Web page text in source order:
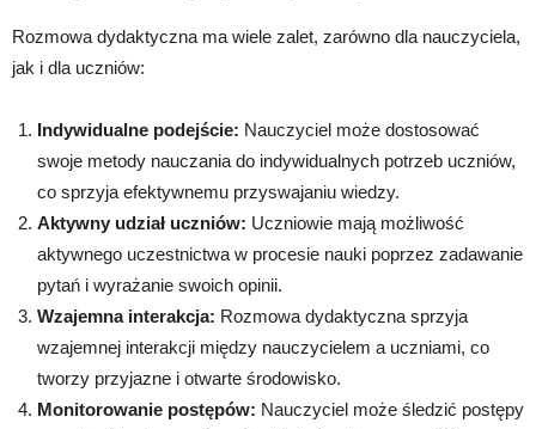
Rozmowa dydaktyczna ma wiele zalet, zarówno dla nauczyciela,
jak i dla uczniów:
Indywidualne podejście: Nauczyciel może dostosować
swoje metody nauczania do indywidualnych potrzeb uczniów,
co sprzyja efektywnemu przyswajaniu wiedzy.
Aktywny udział uczniów: Uczniowie mają możliwość
aktywnego uczestnictwa w procesie nauki poprzez zadawanie
pytań i wyrażanie swoich opinii.
Wzajemna interakcja: Rozmowa dydaktyczna sprzyja
wzajemnej interakcji między nauczycielem a uczniami, co
tworzy przyjazne i otwarte środowisko.
Monitorowanie postępów: Nauczyciel może śledzić postępy